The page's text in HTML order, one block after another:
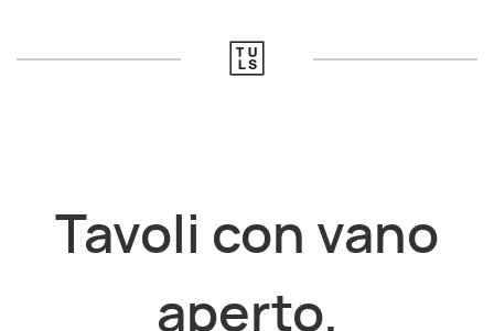
Tavoli con vano
aperto.